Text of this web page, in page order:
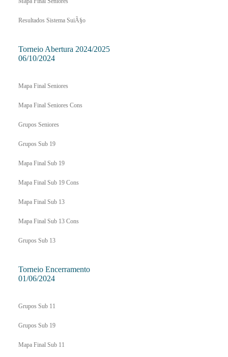
Resultados Sistema SuiÃ§o
Torneio Abertura 2024/2025
06/10/2024
Mapa Final Seniores
Mapa Final Seniores Cons
Grupos Seniores
Grupos Sub 19
Mapa Final Sub 19
Mapa Final Sub 19 Cons
Mapa Final Sub 13
Mapa Final Sub 13 Cons
Grupos Sub 13
Torneio Encerramento
01/06/2024
Grupos Sub 11
Grupos Sub 19
Mapa Final Sub 11